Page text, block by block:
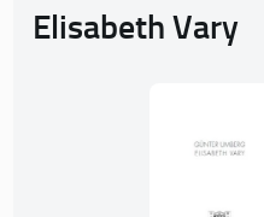
Elisabeth Vary